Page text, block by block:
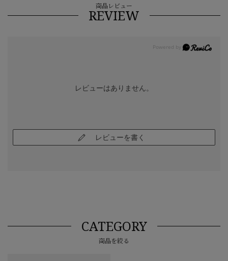
商品レビュー
REVIEW
レビューはありません。
レビューを書く
CATEGORY
商品を絞る